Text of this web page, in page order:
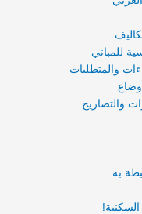
للمباني
والمتطلبات
والتصاريح
به